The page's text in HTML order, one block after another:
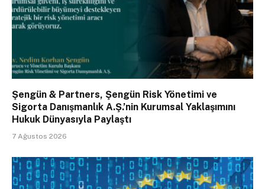
Şengün & Partners, Şengün Risk Yönetimi ve
Sigorta Danışmanlık A.Ş.’nin Kurumsal Yaklaşımını
Hukuk Dünyasıyla Paylaştı
7 Ağustos 2026